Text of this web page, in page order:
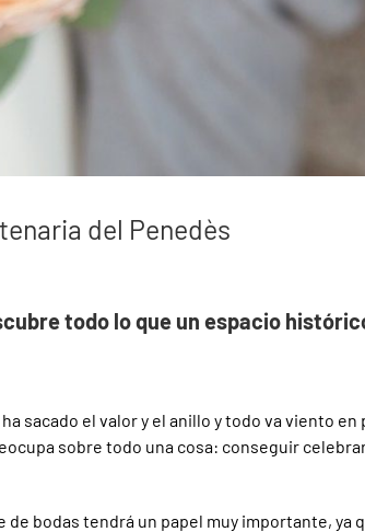
del Penedès
todo lo que un espacio
sacado el valor y el anillo y todo va viento
sobre todo una cosa: conseguir
bodas tendrá un papel muy importante, ya